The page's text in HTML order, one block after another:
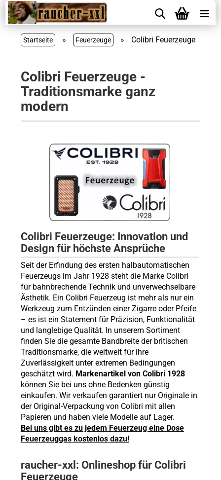
Startseite » Feuerzeuge » Colibri Feuerzeuge
Colibri Feuerzeuge -
Traditionsmarke ganz
modern
Colibri Feuerzeuge: Innovation und
Design für höchste Ansprüche
Seit der Erfindung des ersten halbautomatischen
Feuerzeugs im Jahr 1928 steht die Marke Colibri
für bahnbrechende Technik und unverwechselbare
Ästhetik. Ein Colibri Feuerzeug ist mehr als nur ein
Werkzeug zum Entzünden einer Zigarre oder Pfeife
– es ist ein Statement für Präzision, Funktionalität
und langlebige Qualität. In unserem Sortiment
finden Sie die gesamte Bandbreite der britischen
Traditionsmarke, die weltweit für ihre
Zuverlässigkeit unter extremen Bedingungen
geschätzt wird. Markenartikel von Colibri 1928
können Sie bei uns ohne Bedenken günstig
einkaufen. Wir verkaufen garantiert nur Originale in
der Original-Verpackung von Colibri mit allen
Papieren und haben viele Modelle auf Lager.
Bei uns gibt es zu jedem Feuerzeug eine Dose
Feuerzeuggas kostenlos dazu!
raucher-xxl: Onlineshop für Colibri
Feuerzeuge